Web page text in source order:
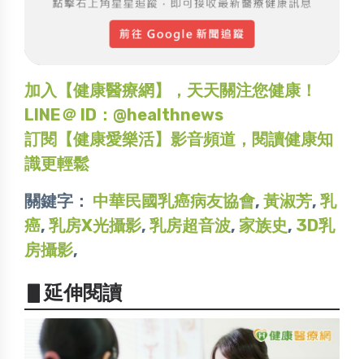
加入【健康醫療網】，天天關注您健康！
LINE＠ ID：@healthnews
訂閱【健康愛樂活】影音頻道，閱讀健康知
識更輕鬆
關鍵字： 中華民國乳癌病友協會, 黃淑芳, 乳
癌, 乳房X光攝影, 乳房超音波, 家族史, 3D乳
房攝影,
▋延伸閱讀